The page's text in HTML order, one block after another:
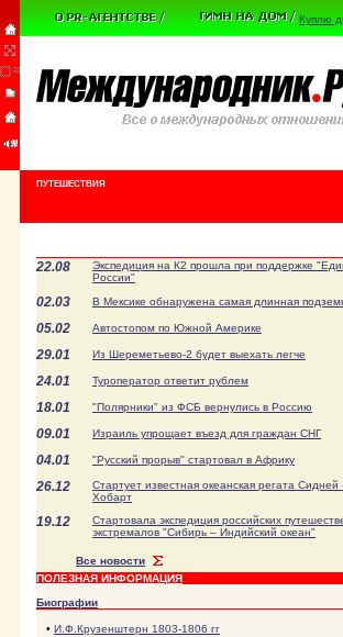
Куплю
ПУТЕШЕСТВИЯ
22.08
Экспедиция на К2 прошла при поддержке
России"
02.03 В Мексике обнаружена самая длинная
05.02 Автостопом по Южной Америке
29.01 Из Шереметьево-2 будет выехать легче
24.01 Туроператор ответит рублем
18.01 "Полярники" из ФСБ вернулись в Россию
09.01 Израиль упрощает въезд для граждан СНГ
04.01 "Русский прорыв" стартовал в Африку
26.12
Стартует известная океанская регата Сидней
Хобарт
19.12
Стартовала экспедиция российских
экстремалов "Сибирь – Индийский океан"
Все новости
ПОЛЕЗНАЯ ИНФОРМАЦИЯ
Биографии
• И.Ф.Крузенштерн 1803-1806 гг